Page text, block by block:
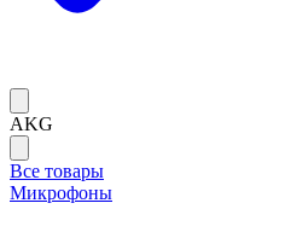
AKG
Все товары
Микрофоны